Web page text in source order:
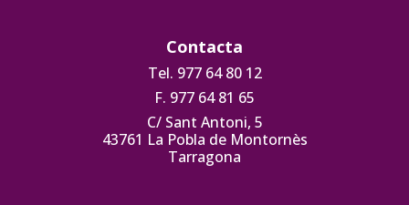
Contacta
Tel. 977 64 80 12
F. 977 64 81 65
C/ Sant Antoni, 5
43761 La Pobla de Montornès
Tarragona